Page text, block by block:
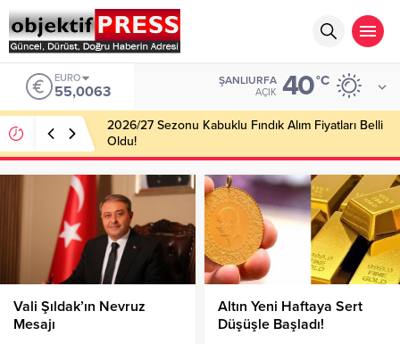
EURO
55,0063
ŞANLIURFA
AÇIK 40°C
2026/27 Sezonu Kabuklu Fındık Alım Fiyatları Belli
Oldu!
Vali Şıldak’ın Nevruz
Mesajı
Altın Yeni Haftaya Sert
Düşüşle Başladı!